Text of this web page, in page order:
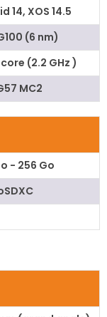
14, XOS 14.5
(6 nm)
(2.2 GHz )
MC2
- 256 Go